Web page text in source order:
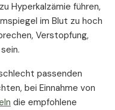
Hyperkalzämie führen,
im Blut zu hoch
Verstopfung,
passenden
bei Einnahme von
die empfohlene